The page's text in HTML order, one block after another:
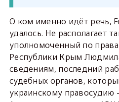
О ком именно идёт речь,
удалось. Не располагает
уполномоченный по
Республики Крым
сведениям, последний
судебных органов,
украинскому правосудию